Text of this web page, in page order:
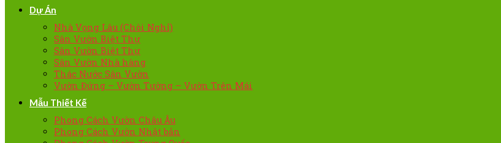
Dự Án
Nhà Vọng Lâu (Chòi Nghỉ)
Sân Vườn Biệt Thự
Sân Vườn Biệt Thự
Sân Vườn Nhà hàng
Thác Nước Sân Vườn
Vườn Đứng – Vườn Tường – Vườn Trên Mái
Mẫu Thiết Kế
Phong Cách Vườn Châu Âu
Phong Cách Vườn Nhật bản